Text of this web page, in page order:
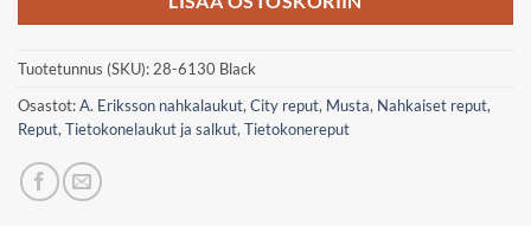
Tuotetunnus (SKU): 28-6130 Black
Osastot:A. Eriksson nahkalaukut, City reput, Musta, Nahkaiset reput,
Reput, Tietokonelaukut ja salkut, Tietokonereput